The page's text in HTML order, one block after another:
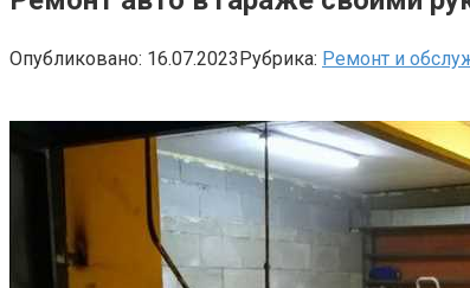
Опубликовано: 16.07.2023Рубрика: Ремонт и